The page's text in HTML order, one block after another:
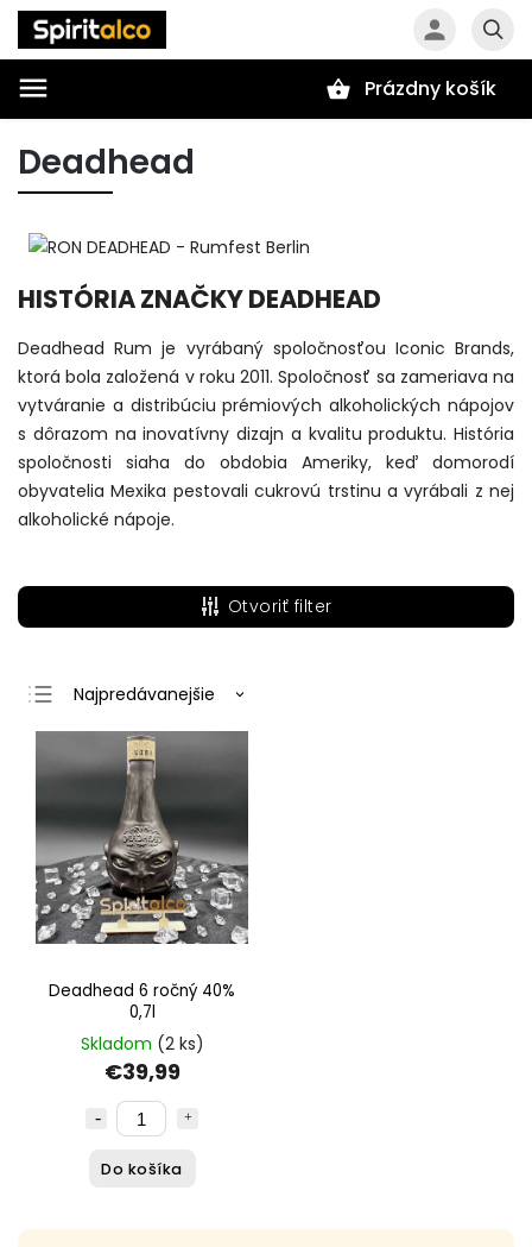
Prázdny košík
Deadhead
HISTÓRIA ZNAČKY DEADHEAD
Deadhead Rum je vyrábaný spoločnosťou Iconic Brands,
ktorá bola založená v roku 2011. Spoločnosť sa zameriava na
vytváranie a distribúciu prémiových alkoholických nápojov
s dôrazom na inovatívny dizajn a kvalitu produktu. História
spoločnosti siaha do obdobia Ameriky, keď domorodí
obyvatelia Mexika pestovali cukrovú trstinu a vyrábali z nej
alkoholické nápoje.
Otvoriť filter
Najpredávanejšie
Najlacnejšie
Najdrahšie
Abecedne
Deadhead 6 ročný 40%
0,7l
Skladom (2 ks)
€39,99
Do košíka